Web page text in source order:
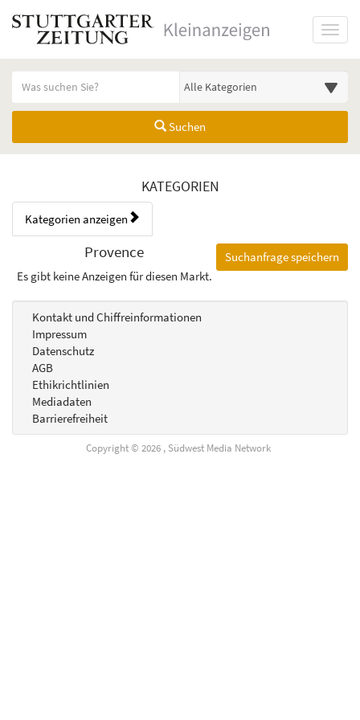
Suchen
Kategorien & Anzeigen
KATEGORIEN
Kategorien anzeigen
Bedienhinweis: Navigieren Sie mit Tab (Shift+Tab zurück). Drücken
Rubrik:
Provence
Suchanfrage speichern
Es gibt keine Anzeigen für diesen Markt.
Kontakt und Chiffreinformationen
Impressum
Datenschutz
AGB
Ethikrichtlinien
Mediadaten
Barrierefreiheit
Copyright © 2026 , Südwest Media Network